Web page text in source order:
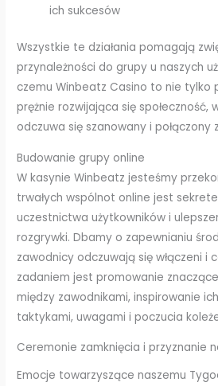
ich sukcesów
Wszystkie te działania pomagają
przynależności do grupy u naszych
czemu Winbeatz Casino to nie tylko
prężnie rozwijająca się społeczność,
odczuwa się szanowany i połączony
Budowanie grupy online
W kasynie Winbeatz jesteśmy
trwałych wspólnot online jest
uczestnictwa użytkowników i
rozgrywki. Dbamy o zapewnianiu
zawodnicy odczuwają się włączeni i
zadaniem jest promowanie
między zawodnikami, inspirowanie
taktykami, uwagami i poczucia
Ceremonie zamknięcia i przyznanie
Emocje towarzyszące naszemu